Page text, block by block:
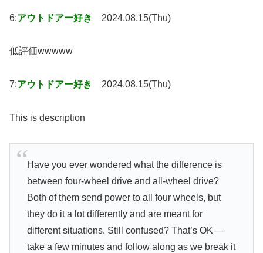
6:アウトドアー好き 2024.08.15(Thu)
低評価wwwww
7:アウトドアー好き 2024.08.15(Thu)
This is description
Have you ever wondered what the difference is
between four-wheel drive and all-wheel drive?
Both of them send power to all four wheels, but
they do it a lot differently and are meant for
different situations. Still confused? That’s OK —
take a few minutes and follow along as we break it